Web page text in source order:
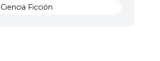
Ciencia Ficción